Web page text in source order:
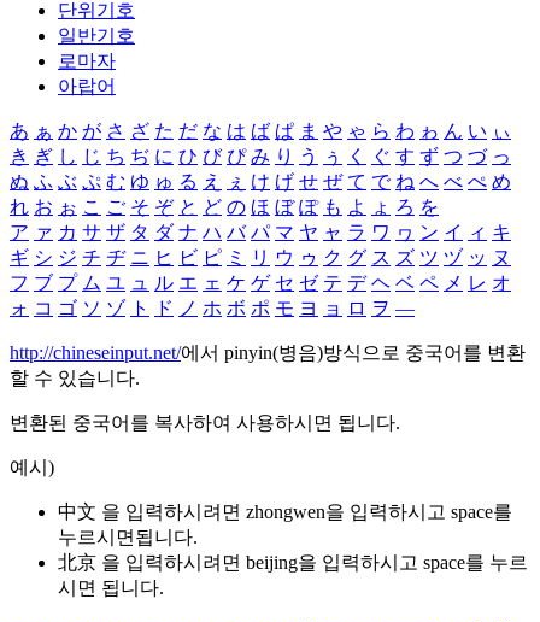
단위기호
일반기호
로마자
아랍어
あ ぁ か が さ ざ た だ な は ば ぱ ま や ゃ ら わ ゎ ん い ぃ
き ぎ し じ ち ぢ に ひ び ぴ み り う ぅ く ぐ す ず つ づ っ
ぬ ふ ぶ ぷ む ゆ ゅ る え ぇ け げ せ ぜ て で ね へ べ ぺ め
れ お ぉ こ ご そ ぞ と ど の ほ ぼ ぽ も よ ょ ろ を
ア ァ カ サ ザ タ ダ ナ ハ バ パ マ ヤ ャ ラ ワ ヮ ン イ ィ キ
ギ シ ジ チ ヂ ニ ヒ ビ ピ ミ リ ウ ゥ ク グ ス ズ ツ ヅ ッ ヌ
フ ブ プ ム ユ ュ ル エ ェ ケ ゲ セ ゼ テ デ ヘ ベ ペ メ レ オ
ォ コ ゴ ソ ゾ ト ド ノ ホ ボ ポ モ ヨ ョ ロ ヲ ―
http://chineseinput.net/에서 pinyin(병음)방식으로 중국어를 변환
할 수 있습니다.
변환된 중국어를 복사하여 사용하시면 됩니다.
예시)
中文 을 입력하시려면 zhongwen을 입력하시고 space를
누르시면됩니다.
北京 을 입력하시려면 beijing을 입력하시고 space를 누르
시면 됩니다.